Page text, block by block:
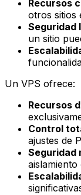
Recursos
otros sitios
Seguridad
un sitio
Un VPS ofrece:
Recursos
Control
ajustes de
Seguridad